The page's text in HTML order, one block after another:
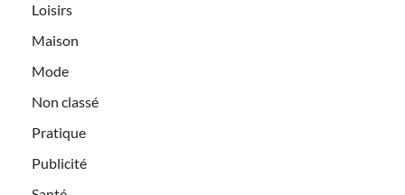
Loisirs
Maison
Mode
Non classé
Pratique
Publicité